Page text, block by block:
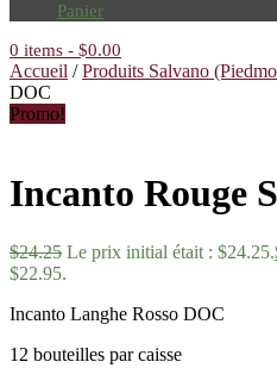
Panier
0 items - $0.00
Accueil /Produits Salvano
DOC
Promo!
Incanto Rouge
$24.25 Le prix initial était : $24.25.
$22.95.
Incanto Langhe Rosso DOC
12 bouteilles par caisse